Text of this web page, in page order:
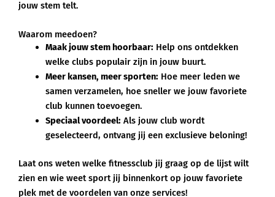
jouw stem telt.
Waarom meedoen?
Maak jouw stem hoorbaar: Help ons ontdekken
welke clubs populair zijn in jouw buurt.
Meer kansen, meer sporten: Hoe meer leden we
samen verzamelen, hoe sneller we jouw favoriete
club kunnen toevoegen.
Speciaal voordeel: Als jouw club wordt
geselecteerd, ontvang jij een exclusieve beloning!
Laat ons weten welke fitnessclub jij graag op de lijst wilt
zien en wie weet sport jij binnenkort op jouw favoriete
plek met de voordelen van onze services!